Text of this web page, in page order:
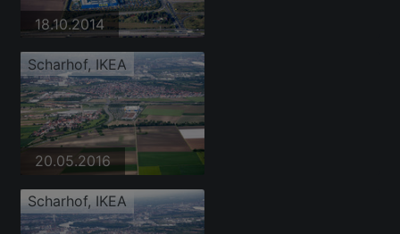
18.10.2014
Scharhof, IKEA
20.05.2016
Scharhof, IKEA